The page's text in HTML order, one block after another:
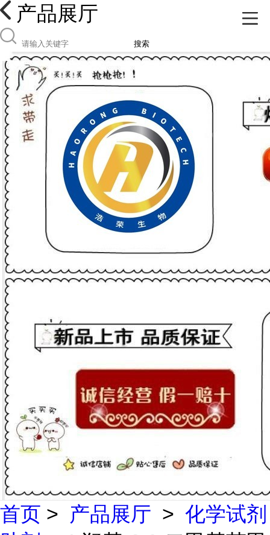
产品展厅
搜索
首页 > 产品展厅 > 化学试剂